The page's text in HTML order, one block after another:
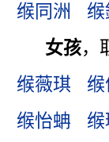
缑同洲
女孩，
缑薇琪
缑怡蚺